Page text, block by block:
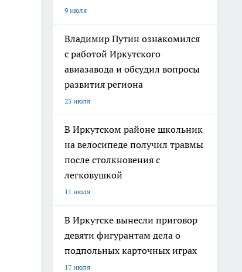
9 июля
Владимир Путин ознакомился
с работой Иркутского
авиазавода и обсудил вопросы
развития региона
25 июля
В Иркутском районе школьник
на велосипеде получил травмы
после столкновения с
легковушкой
11 июля
В Иркутске вынесли приговор
девяти фигурантам дела о
подпольных карточных играх
17 июля